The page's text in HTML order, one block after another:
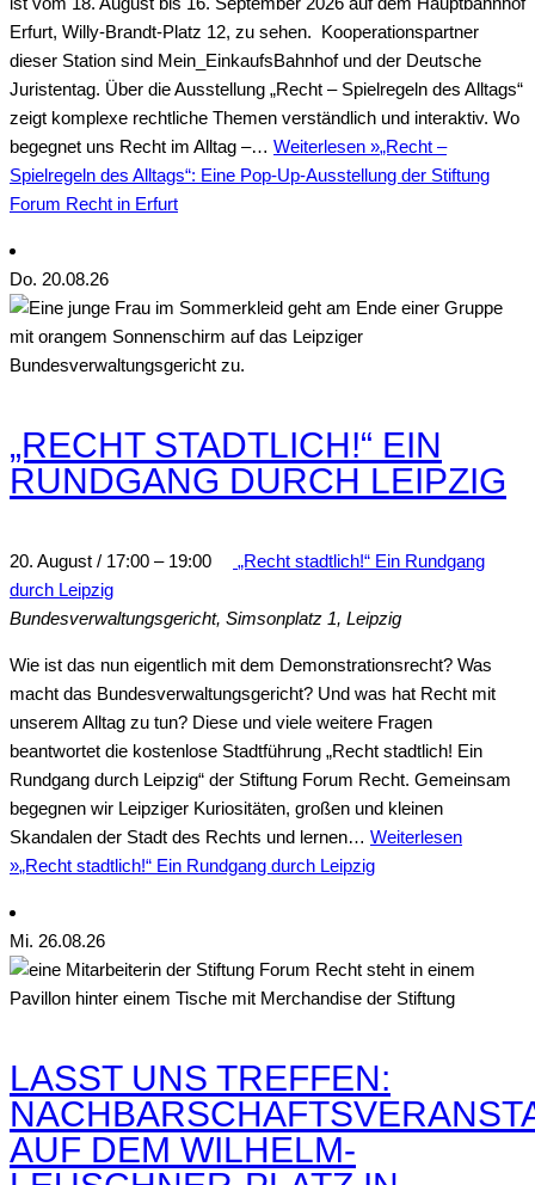
Erfurt, Willy-Brandt-Platz 12, zu sehen. Kooperationspartner
dieser Station sind Mein_EinkaufsBahnhof und der Deutsche
Juristentag. Über die Ausstellung „Recht – Spielregeln des Alltags“
zeigt komplexe rechtliche Themen verständlich und interaktiv. Wo
begegnet uns Recht im Alltag –… Weiterlesen »„Recht –
Spielregeln des Alltags“: Eine Pop-Up-Ausstellung der Stiftung
Forum Recht in Erfurt
Do. 20.08.26
„RECHT STADTLICH!“ EIN
RUNDGANG DURCH LEIPZIG
20. August / 17:00 – 19:00
„Recht stadtlich!“ Ein Rundgang
durch Leipzig
Bundesverwaltungsgericht, Simsonplatz 1, Leipzig
Wie ist das nun eigentlich mit dem Demonstrationsrecht? Was
macht das Bundesverwaltungsgericht? Und was hat Recht mit
unserem Alltag zu tun? Diese und viele weitere Fragen
beantwortet die kostenlose Stadtführung „Recht stadtlich! Ein
Rundgang durch Leipzig“ der Stiftung Forum Recht. Gemeinsam
begegnen wir Leipziger Kuriositäten, großen und kleinen
Skandalen der Stadt des Rechts und lernen… Weiterlesen
»„Recht stadtlich!“ Ein Rundgang durch Leipzig
Mi. 26.08.26
LASST UNS TREFFEN:
AUF DEM WILHELM-